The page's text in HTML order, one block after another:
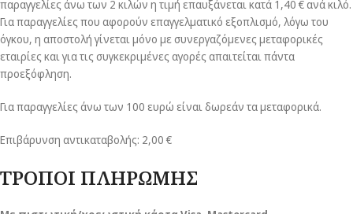
παραγγελίες άνω των 2 κιλών η τιμή επαυξάνεται κατά 1,40 € ανά κιλό.
Για παραγγελίες που αφορούν επαγγελματικό εξοπλισμό, λόγω του
όγκου, η αποστολή γίνεται μόνο με συνεργαζόμενες μεταφορικές
εταιρίες και για τις συγκεκριμένες αγορές απαιτείται πάντα
προεξόφληση.
Για παραγγελίες άνω των 100 ευρώ είναι δωρεάν τα μεταφορικά.
Επιβάρυνση αντικαταβολής: 2,00 €
ΤΡΟΠΟΙ ΠΛΗΡΩΜΗΣ